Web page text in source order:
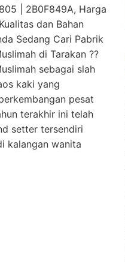
| 2B0F849A, Harga
dan Bahan
Sedang Cari Pabrik
di Tarakan ??
sebagai slah
kaki yang
pesat
terakhir ini telah
setter tersendiri
kalangan wanita